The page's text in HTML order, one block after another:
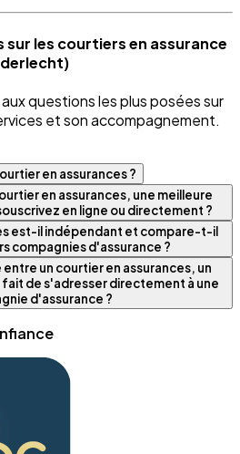
les courtiers en assurance
questions les plus posées sur
et son accompagnement.
en assurances ?
en assurances, une meilleure
en ligne ou directement ?
est-il indépendant et compare-t-il
compagnies d'assurance ?
un courtier en assurances, un
de s'adresser directement à une
d'assurance ?